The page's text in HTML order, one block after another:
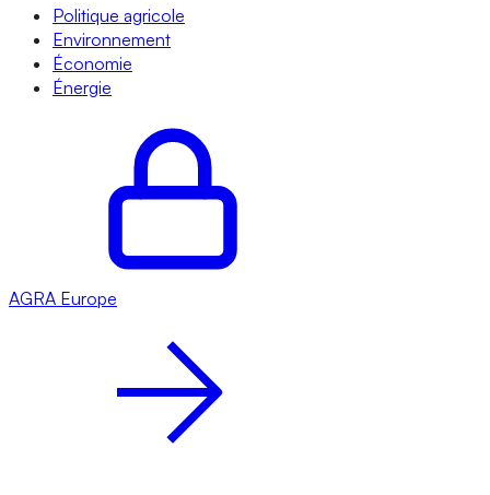
Politique agricole
Environnement
Économie
Énergie
AGRA Europe